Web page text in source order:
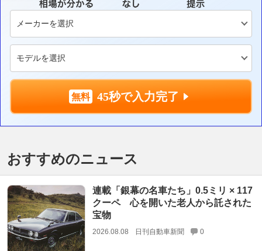
45秒で入力完了
おすすめのニュース
連載「銀幕の名車たち」0.5ミリ × 117
クーペ 心を開いた老人から託された
宝物
2026.08.08 日刊自動車新聞 0